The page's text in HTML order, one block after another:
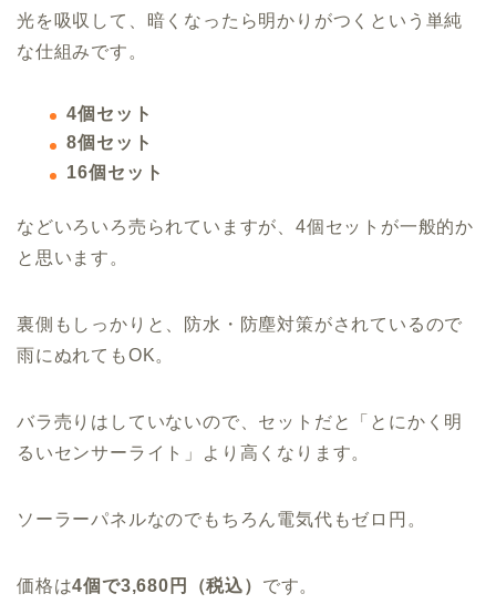
光を吸収して、暗くなったら明かりがつくという単純
な仕組みです。
4個セット
8個セット
16個セット
などいろいろ売られていますが、4個セットが一般的か
と思います。
裏側もしっかりと、防水・防塵対策がされているので
雨にぬれてもOK。
バラ売りはしていないので、セットだと「とにかく明
るいセンサーライト」より高くなります。
ソーラーパネルなのでもちろん電気代もゼロ円。
価格は4個で3,680 円（税込） です。